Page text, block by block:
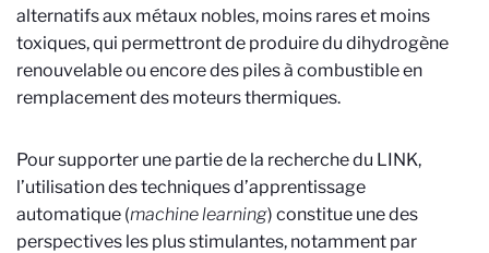
alternatifs aux métaux nobles, moins rares et moins
toxiques, qui permettront de produire du dihydrogène
renouvelable ou encore des piles à combustible en
remplacement des moteurs thermiques.
Pour supporter une partie de la recherche du LINK,
l’utilisation des techniques d’apprentissage
automatique (machine learning) constitue une des
perspectives les plus stimulantes, notamment par